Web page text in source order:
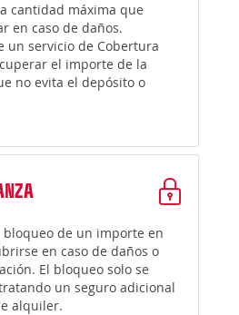
cantidad máxima que
en caso de daños.
un servicio de Cobertura
el importe de la
no evita el depósito o
bloqueo de un importe en
en caso de daños o
El bloqueo solo se
un seguro adicional
alquiler.